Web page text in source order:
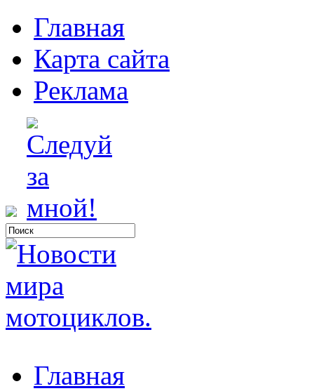
Главная
Карта сайта
Реклама
Главная